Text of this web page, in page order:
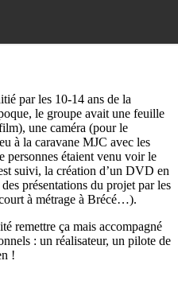
par les 10-14 ans de la
le groupe avait une feuille
une caméra (pour le
à la caravane MJC avec les
étaient venu voir le
suivi, la création d’un DVD en
présentations du projet par les
à métrage à Brécé…).
remettre ça mais accompagné
: un réalisateur, un pilote de
!